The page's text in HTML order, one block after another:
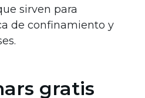
sirven para
de confinamiento y
gratis